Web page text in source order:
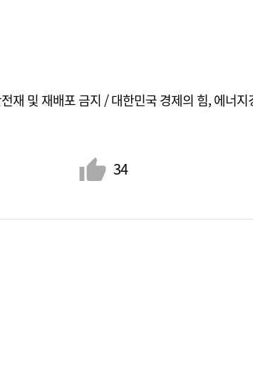
재 및 재배포 금지 / 대한민국 경제의 힘, 에너지
34